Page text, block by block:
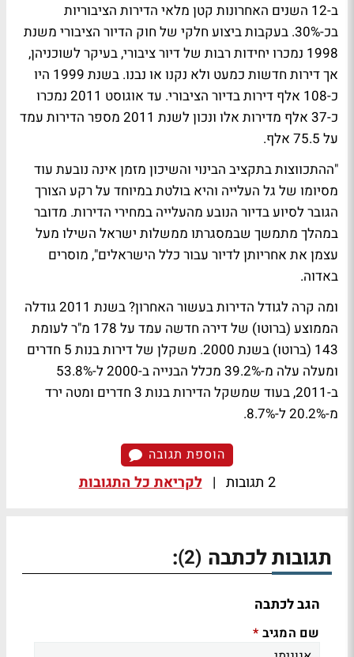
ב-12 השנים האחרונות קטן מלאי הדירות הציבוריות
בכ-30%. בעקבות ביצוע חלקי של חוק הדיור הציבורי משנת
1998 נמכרו יחידות רבות של דיור ציבורי, בעיקר לשוכניהן,
אך דירות חדשות כמעט ולא נקנו או נבנו. בשנת 1999 היו
כ-108 אלף דירות בדיור הציבורי. עד אוגוסט 2011 נמכרו
כ-37 אלף מדירות אלו ונכון לשנת 2011 מספר הדירות עמד
על 75.5 אלף.
"ההתכווצות בתקציב הבינוי והשיכון מזמן אינה נובעת עוד
מסיומו של גל העלייה והיא בולטת במיוחד על רקע הצורך
הגובר לסיוע בדיור הנובע מהעלייה במחירי הדירות. מדובר
במהלך מתמשך שבמסגרתו ממשלות ישראל השילו מעל
עצמן את אחריותן לדיור עבור כלל הישראלים", מוסרים
באדוה.
ומה קרה לגודל הדירות בעשור האחרון? בשנת 2011 גודלה
הממוצע (ברוטו) של דירה חדשה עמד על 178 מ"ר לעומת
143 (ברוטו) בשנת 2000. משקלן של דירות בנות 5 חדרים
ומעלה עלה מ-39.2% מכלל הבנייה ב-2000 ל-53.8%
ב-2011, בעוד שמשקל הדירות בנות 3 חדרים ומטה ירד
מ-20.2% ל-8.7%.
הוספת תגובה
2 תגובות | לקריאת כל התגובות
תגובות לכתבה (2)
:
הגב לכתבה
שם המגיב *